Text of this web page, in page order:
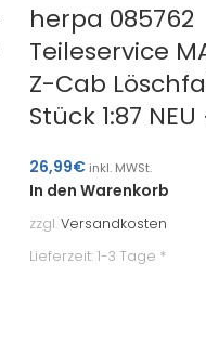
herpa 085762
Teileservice
Z-Cab
Stück 1:87 NEU
26,99€ inkl. MWSt.
In den Warenkorb
zzgl.Versandkosten
Lieferzeit: 1-3 Tage *